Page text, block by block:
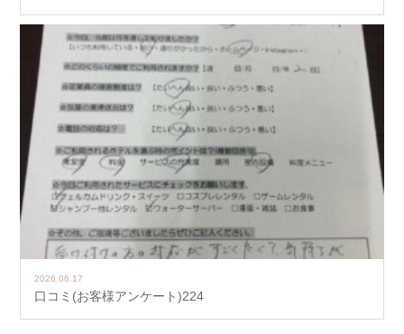
2026.06.17
口コミ(お客様アンケート)224